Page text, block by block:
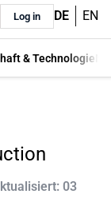
Log in DE EN
& Technologie
03